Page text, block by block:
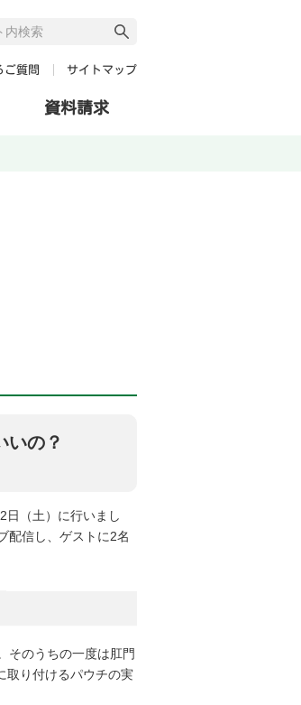
ご質問 サイトマップ
資料請求
いの？
日（土）に行いまし
配信し、ゲストに2名
そのうちの一度は肛門
取り付けるパウチの実